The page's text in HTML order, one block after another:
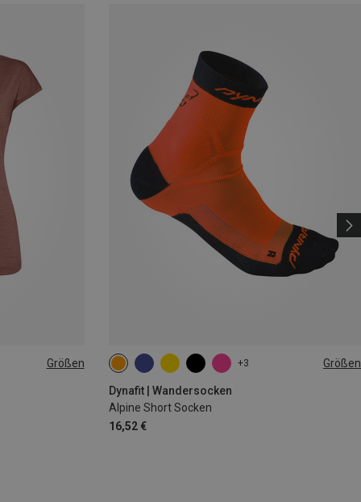
Größen +3 Größen
Dynafit | Wandersocken
Alpine Short Socken
16,52 €
35|36|37|38 39|40|41|42